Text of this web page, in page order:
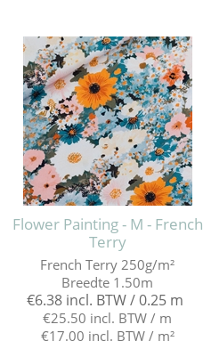
Flower Painting - M - French
Terry
French Terry 250g/m²
Breedte 1.50m
€6.38 incl. BTW / 0.25 m
€25.50 incl. BTW / m
€17.00 incl. BTW / m²